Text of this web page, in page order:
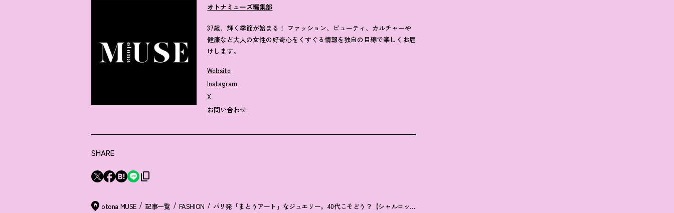
オトナミューズ編集部
37歳、輝く季節が始まる！ ファッション、ビューティ、カルチャーや
健康など大人の女性の好奇心をくすぐる情報を独自の目線で楽しくお届
けします。
Website
Instagram
X
お問い合わせ
SHARE
otona MUSE 記事一覧 FASHION パリ発「まとうアート」なジュエリー。40代こそどう ？ 【シャルロット シェネ】安西こずえ連載